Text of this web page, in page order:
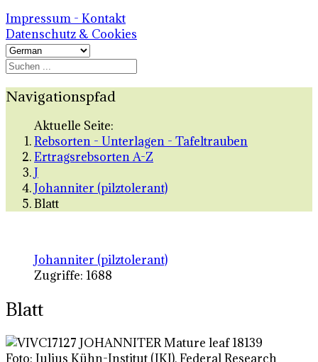
Impressum - Kontakt
Datenschutz & Cookies
Navigationspfad
Aktuelle Seite:
Rebsorten - Unterlagen - Tafeltrauben
Ertragsrebsorten A-Z
J
Johanniter (pilztolerant)
Blatt
Johanniter (pilztolerant)
Zugriffe: 1688
Blatt
Foto: Julius Kühn-Institut (JKI), Federal Research